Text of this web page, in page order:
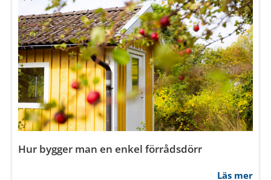
Hur bygger man en enkel förrådsdörr
Läs mer